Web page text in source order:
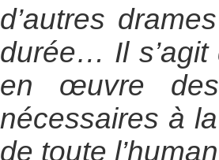
d’autres
durée… Il s’agit
en œuvre des
nécessaires à
de toute